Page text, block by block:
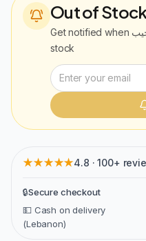
Out of
Get notified when
stock
★★★★★4.8 · 100+
🔒Secure checkout
💵 Cash on delivery
(Lebanon)